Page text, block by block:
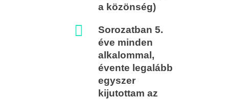
a közönség)
Sorozatban 5.
éve minden
alkalommal,
évente legalább
egyszer
kijutottam az